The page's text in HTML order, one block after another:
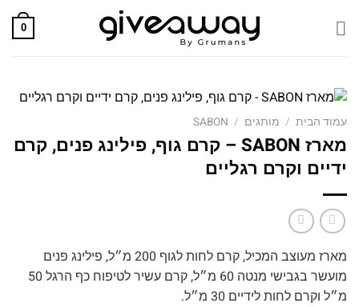
0
עמוד הבית / מותגים /
SABON
מארז SABON – קרם גוף, פילינג פנים, קרם
ידיים וקרם רגליים
מארז מעוצב המכיל, קרם לחות לגוף 200 מ״ל, פילינג פנים
מועשר בגבישי מנטה 60 מ״ל, קרם עשיר לטיפוח כף הרגל 50
מ״ל וקרם לחות לידיים 30 מ״ל.